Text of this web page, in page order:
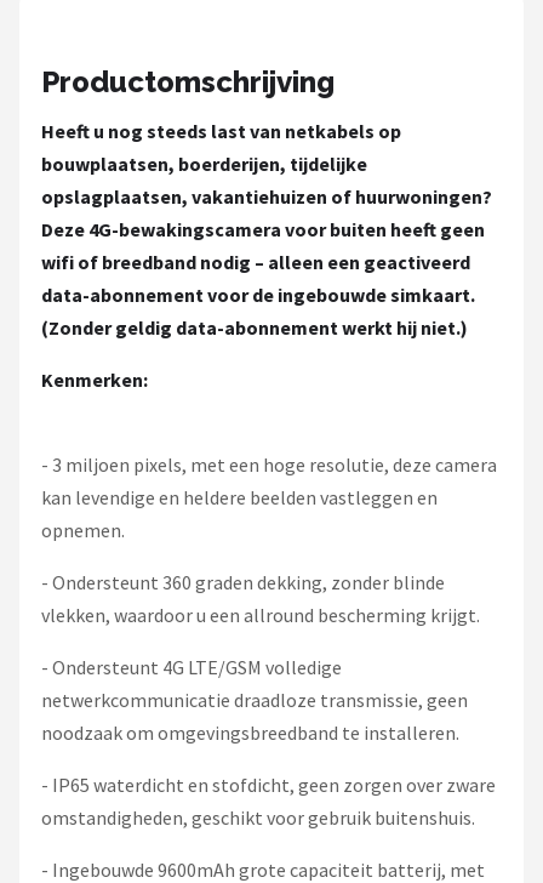
Productomschrijving
Heeft u nog steeds last van netkabels op
bouwplaatsen, boerderijen, tijdelijke
opslagplaatsen, vakantiehuizen of huurwoningen?
Deze 4G-bewakingscamera voor buiten heeft geen
wifi of breedband nodig – alleen een geactiveerd
data-abonnement voor de ingebouwde simkaart.
(Zonder geldig data-abonnement werkt hij niet.)
Kenmerken:
- 3 miljoen pixels, met een hoge resolutie, deze camera
kan levendige en heldere beelden vastleggen en
opnemen.
- Ondersteunt 360 graden dekking, zonder blinde
vlekken, waardoor u een allround bescherming krijgt.
- Ondersteunt 4G LTE/GSM volledige
netwerkcommunicatie draadloze transmissie, geen
noodzaak om omgevingsbreedband te installeren.
- IP65 waterdicht en stofdicht, geen zorgen over zware
omstandigheden, geschikt voor gebruik buitenshuis.
- Ingebouwde 9600mAh grote capaciteit batterij, met